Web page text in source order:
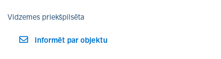
Vidzemes priekšpilsēta
Informēt par objektu